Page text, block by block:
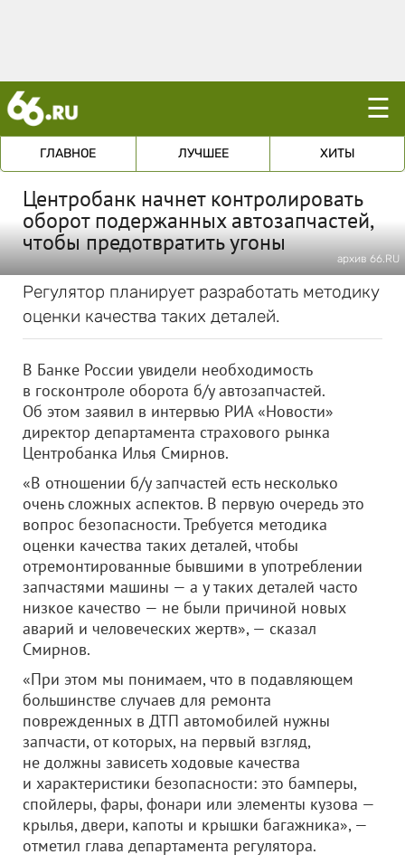
☰
ГЛАВНОЕ ЛУЧШЕЕ ХИТЫ
Центробанк начнет контролировать
оборот подержанных автозапчастей,
чтобы предотвратить угоны
архив 66.RU
Регулятор планирует разработать методику
оценки качества таких деталей.
В Банке России увидели необходимость
в госконтроле оборота б/у автозапчастей.
Об этом заявил в интервью РИА «Новости»
директор департамента страхового рынка
Центробанка Илья Смирнов.
«В отношении б/у запчастей есть несколько
очень сложных аспектов. В первую очередь это
вопрос безопасности. Требуется методика
оценки качества таких деталей, чтобы
отремонтированные бывшими в употреблении
запчастями машины — а у таких деталей часто
низкое качество — не были причиной новых
аварий и человеческих жертв», — сказал
Смирнов.
«При этом мы понимаем, что в подавляющем
большинстве случаев для ремонта
поврежденных в ДТП автомобилей нужны
запчасти, от которых, на первый взгляд,
не должны зависеть ходовые качества
и характеристики безопасности: это бамперы,
спойлеры, фары, фонари или элементы кузова —
крылья, двери, капоты и крышки багажника», —
отметил глава департамента регулятора.